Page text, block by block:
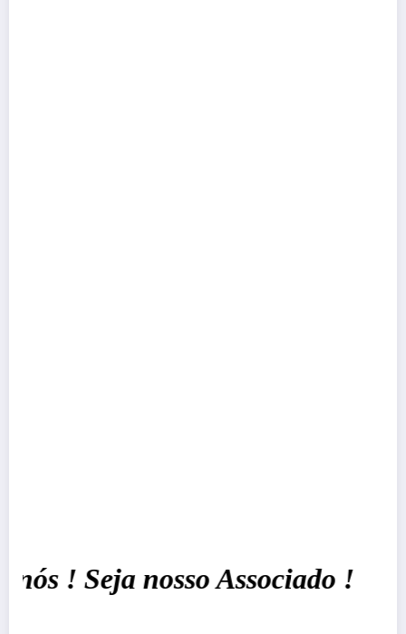
! Seja nosso Associado !